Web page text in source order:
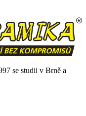
se studii v Brně a